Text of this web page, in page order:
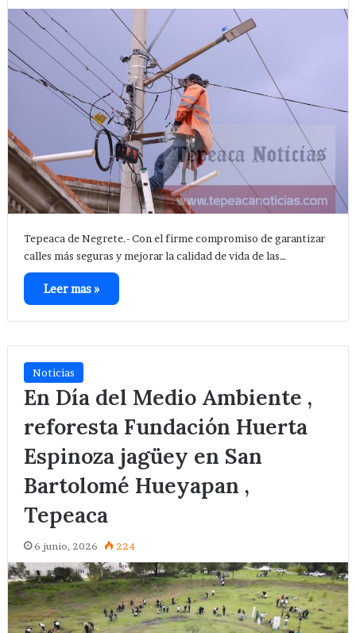
Tepeaca de Negrete.- Con el firme compromiso de garantizar
calles más seguras y mejorar la calidad de vida de las…
Leer mas »
Noticias
En Día del Medio Ambiente ,
reforesta Fundación Huerta
Espinoza jagüey en San
Bartolomé Hueyapan ,
Tepeaca
6 junio, 2026 224